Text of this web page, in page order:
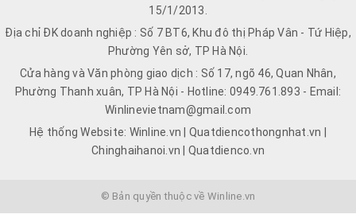
15/1/2013.
Địa chỉ ĐK doanh nghiệp : Số 7 BT6, Khu đô thị Pháp Vân - Tứ Hiệp,
Phường Yên sở, TP Hà Nội.
Cửa hàng và Văn phòng giao dịch : Số 17, ngõ 46, Quan Nhân,
Phường Thanh xuân, TP Hà Nội - Hotline: 0949.761.893 - Email:
Winlinevietnam@gmail.com
Hệ thống Website: Winline.vn | Quatdiencothongnhat.vn |
Chinghaihanoi.vn | Quatdienco.vn
© Bản quyền thuộc về Winline.vn